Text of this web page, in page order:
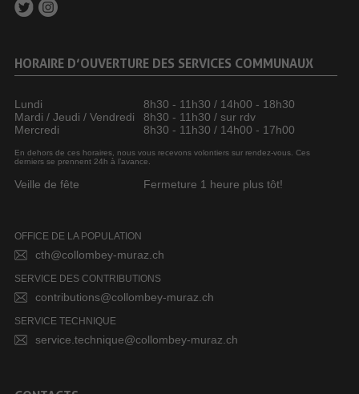
HORAIRE D’OUVERTURE DES SERVICES COMMUNAUX
Lundi
8h30 - 11h30 / 14h00 - 18h30
Mardi / Jeudi / Vendredi
8h30 - 11h30 / sur rdv
Mercredi
8h30 - 11h30 / 14h00 - 17h00
En dehors de ces horaires, nous vous recevons volontiers sur rendez-vous. Ces
derniers se prennent 24h à l’avance.
Veille de fête Fermeture 1 heure plus tôt!
OFFICE DE LA POPULATION
cth@collombey-muraz.ch
SERVICE DES CONTRIBUTIONS
contributions@collombey-muraz.ch
SERVICE TECHNIQUE
service.technique@collombey-muraz.ch